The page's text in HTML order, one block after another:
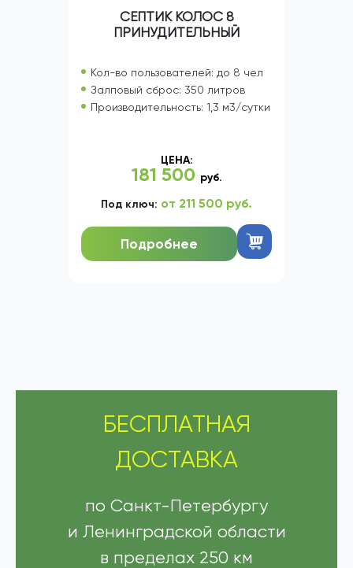
СЕПТИК КОЛОС 8
ПРИНУДИТЕЛЬНЫЙ
Кол-во пользователей: до 8 чел
Залповый сброс: 350 литров
Производительность: 1,3 м3/сутки
ЦЕНА:
181 500 руб.
Под ключ: от 211 500 руб.
Подробнее
БЕСПЛАТНАЯ
ДОСТАВКА
по Санкт-Петербургу
и Ленинградской области
в пределах 250 км